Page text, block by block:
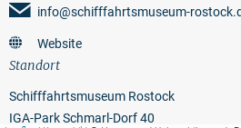
info@schifffahrtsmuseum-
Website
Standort
Schifffahrtsmuseum Rostock
IGA-Park Schmarl-Dorf 40